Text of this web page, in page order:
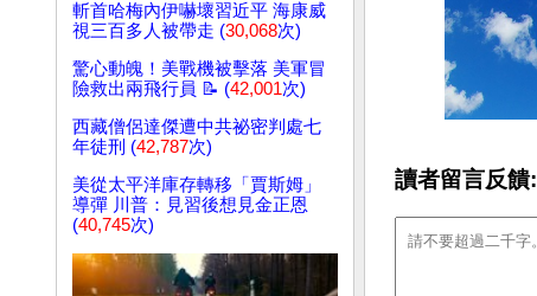
斬首哈梅內伊嚇壞習近平 海康威
視三百多人被帶走 (30,068次)
驚心動魄！美戰機被擊落 美軍冒
險救出兩飛行員 📝 (42,001次)
西藏僧侶達傑遭中共祕密判處七
年徒刑 (42,787次)
美從太平洋庫存轉移「賈斯姆」
導彈 川普：見習後想見金正恩
(40,745次)
讀者留言反饋: